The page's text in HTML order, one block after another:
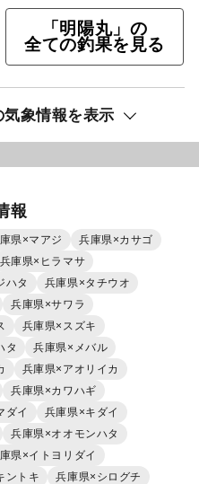
「明陽丸」の
全ての釣果を見る
象情報を表示
報
県×マアジ
兵庫県×カサゴ
兵庫県×ヒラマサ
ハタ
兵庫県×タチウオ
兵庫県×サワラ
兵庫県×スズキ
タ
兵庫県×メバル
兵庫県×アオリイカ
兵庫県×カワハギ
ダイ
兵庫県×キダイ
兵庫県×オオモンハタ
県×イトヨリダイ
ントキ
兵庫県×シログチ